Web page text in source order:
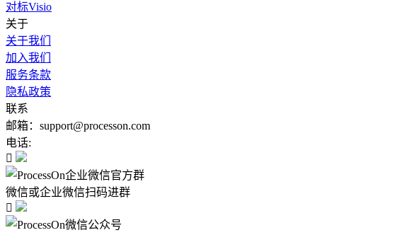
对标Visio
关于
关于我们
加入我们
服务条款
隐私政策
联系
邮箱：support@processon.com
电话:

微信或企业微信扫码进群
